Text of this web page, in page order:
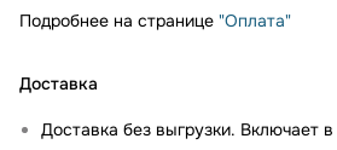
Подробнее на странице "Оплата"
Доставка
Доставка без выгрузки. Включает в